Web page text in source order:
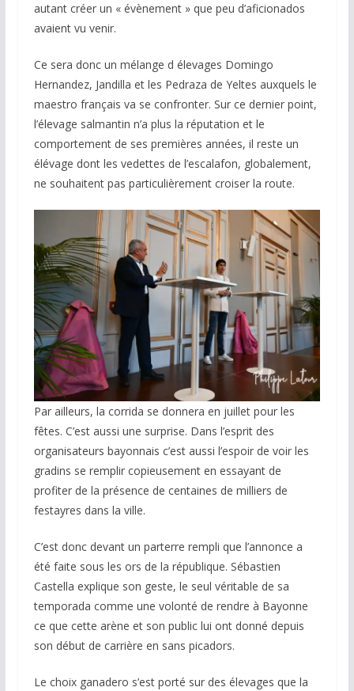
autant créer un « évènement » que peu d’aficionados
avaient vu venir.
Ce sera donc un mélange d élevages Domingo
Hernandez, Jandilla et les Pedraza de Yeltes auxquels le
maestro français va se confronter. Sur ce dernier point,
l’élevage salmantin n’a plus la réputation et le
comportement de ses premières années, il reste un
élévage dont les vedettes de l’escalafon, globalement,
ne souhaitent pas particulièrement croiser la route.
Par ailleurs, la corrida se donnera en juillet pour les
fêtes. C’est aussi une surprise. Dans l’esprit des
organisateurs bayonnais c’est aussi l’espoir de voir les
gradins se remplir copieusement en essayant de
profiter de la présence de centaines de milliers de
festayres dans la ville.
C’est donc devant un parterre rempli que l’annonce a
été faite sous les ors de la république. Sébastien
Castella explique son geste, le seul véritable de sa
temporada comme une volonté de rendre à Bayonne
ce que cette arène et son public lui ont donné depuis
son début de carrière en sans picadors.
Le choix ganadero s’est porté sur des élevages que la